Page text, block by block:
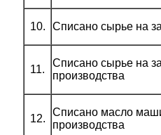
10. Списано сырье на
11.
Списано сырье на
производства
12.
Списано масло
производства